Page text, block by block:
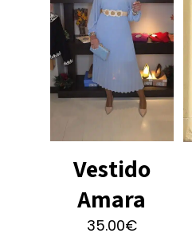
pueden
elegir
la
página
de
producto
Vestido
Amara
35.00€